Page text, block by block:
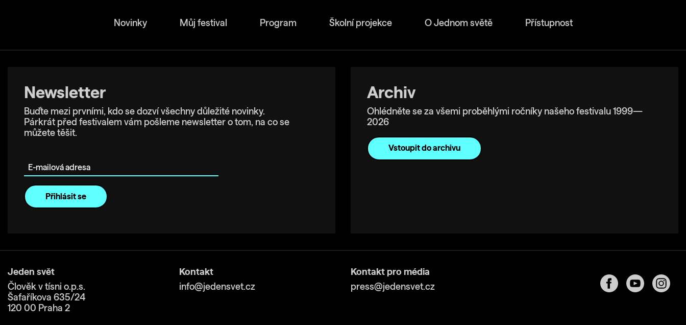
Novinky Můj festival Program Školní projekce O Jednom světě Přístupnost
Newsletter
Buďte mezi prvními, kdo se dozví všechny důležité novinky.
Párkrát před festivalem vám pošleme newsletter o tom, na co se
můžete těšit.
Archiv
Ohlédněte se za všemi proběhlými ročníky našeho festivalu 1999—
2026
Vstoupit do archivu
Jeden svět
Člověk v tísni o.p.s.
Šafaříkova 635/24
120 00 Praha 2
Kontakt
info@jedensvet.cz
Kontakt pro média
press@jedensvet.cz